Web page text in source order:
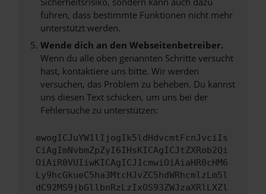
führen, dass bestimmte Funktionen nicht mehr
unterstützt werden.
Wende dich an den Webseitenbetreiber.
Wenn du alle oben genannten Schritte versucht
hast, kontaktiere uns bitte. Wir werden
versuchen, das Problem zu beheben. Du kannst
uns diesen Text schicken, um uns bei der
Fehlersuche zu unterstützen:
ewogICJuYW1lIjogIk5ldHdvcmtFcnJvciIs
CiAgImNvbmZpZyI6IHsKICAgICJtZXRob2Qi
OiAiR0VUIiwKICAgICJ1cmwiOiAiaHR0cHM6
Ly9hcGkueC5ha3MtcHJvZC5hdWRhcmlzLm5l
dC92MS9jbGllbnRzLzIxOS93ZWJzaXRlLXZl